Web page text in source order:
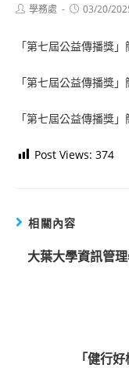
Post學務處
Post03/20/
「第七屆公益傳播獎
「第七屆公益傳播獎
「第七屆公益傳播獎
Post Views: 374
相關內容
大葉大學資訊管
「健行